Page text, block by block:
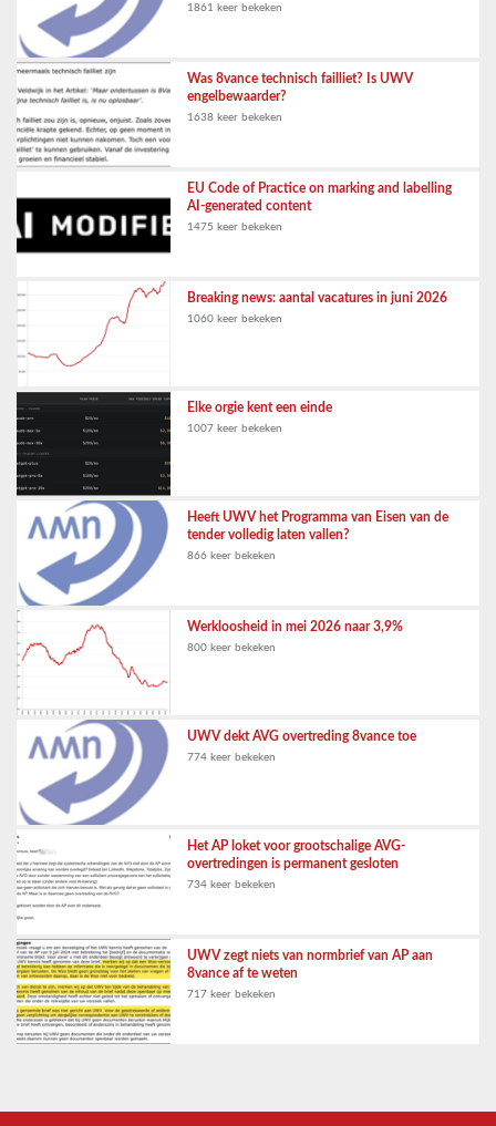
1861 keer bekeken
Was 8vance technisch failliet? Is UWV
engelbewaarder?
1638 keer bekeken
EU Code of Practice on marking and labelling
AI-generated content
1475 keer bekeken
Breaking news: aantal vacatures in juni 2026
1060 keer bekeken
Elke orgie kent een einde
1007 keer bekeken
Heeft UWV het Programma van Eisen van de
tender volledig laten vallen?
866 keer bekeken
Werkloosheid in mei 2026 naar 3,9%
800 keer bekeken
UWV dekt AVG overtreding 8vance toe
774 keer bekeken
Het AP loket voor grootschalige AVG-
overtredingen is permanent gesloten
734 keer bekeken
UWV zegt niets van normbrief van AP aan
8vance af te weten
717 keer bekeken